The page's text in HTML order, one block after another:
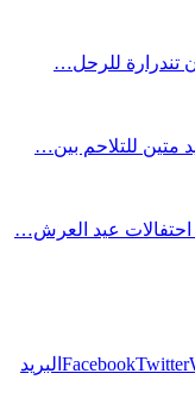
تندرارة للرحل…
متين للتلاحم بين…
عيد العرش…
FacebookTwitter
البريد